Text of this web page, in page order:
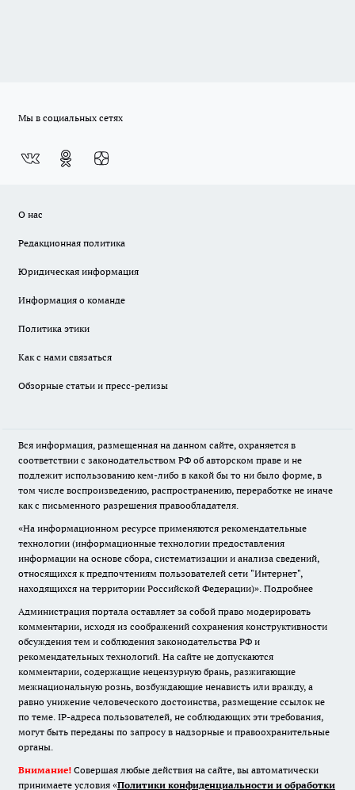
Мы в социальных сетях
О нас
Редакционная политика
Юридическая информация
Информация о команде
Политика этики
Как с нами связаться
Обзорные статьи и пресс-релизы
Вся информация, размещенная на данном сайте, охраняется в
соответствии с законодательством РФ об авторском праве и не
подлежит использованию кем-либо в какой бы то ни было форме, в
том числе воспроизведению, распространению, переработке не иначе
как с письменного разрешения правообладателя.
«На информационном ресурсе применяются рекомендательные
технологии (информационные технологии предоставления
информации на основе сбора, систематизации и анализа сведений,
относящихся к предпочтениям пользователей сети "Интернет",
находящихся на территории Российской Федерации)». Подробнее
Администрация портала оставляет за собой право модерировать
комментарии, исходя из соображений сохранения конструктивности
обсуждения тем и соблюдения законодательства РФ и
рекомендательных технологий. На сайте не допускаются
комментарии, содержащие нецензурную брань, разжигающие
межнациональную рознь, возбуждающие ненависть или вражду, а
равно унижение человеческого достоинства, размещение ссылок не
по теме. IP-адреса пользователей, не соблюдающих эти требования,
могут быть переданы по запросу в надзорные и правоохранительные
органы.
Внимание! Совершая любые действия на сайте, вы автоматически
принимаете условия «Политики конфиденциальности и обработки